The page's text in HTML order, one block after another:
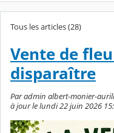
Tous les articles (28)
Vente de
disparaître
Par admin albert-monier-
à jour le lundi 22 juin 2026